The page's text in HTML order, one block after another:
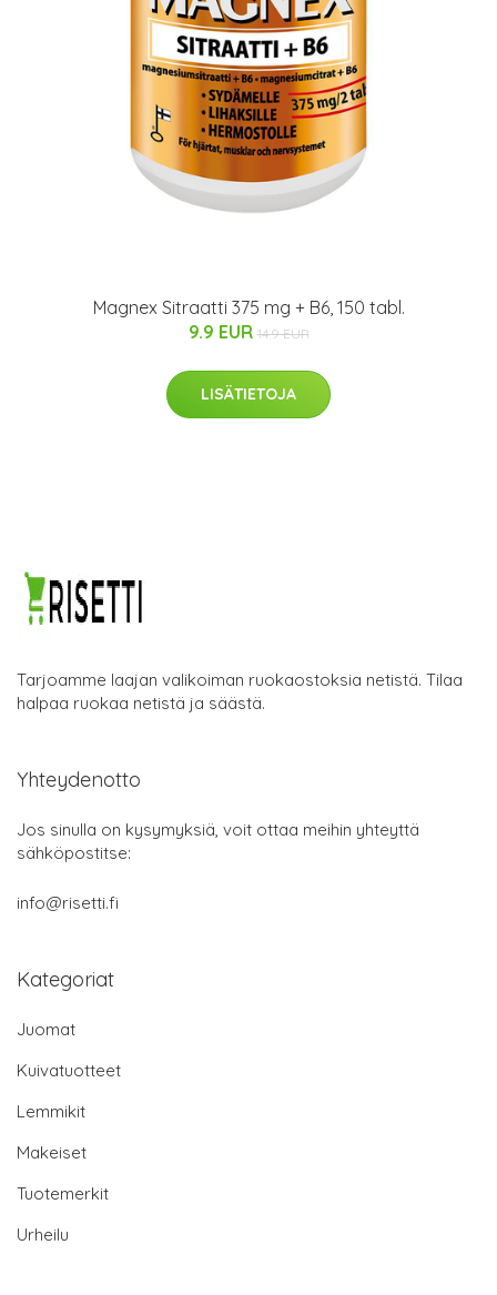
Magnex Sitraatti 375 mg + B6, 150 tabl.
9.9 EUR 14.9 EUR
LISÄTIETOJA
Tarjoamme laajan valikoiman ruokaostoksia netistä. Tilaa
halpaa ruokaa netistä ja säästä.
Yhteydenotto
Jos sinulla on kysymyksiä, voit ottaa meihin yhteyttä
sähköpostitse:
info@risetti.fi
Kategoriat
Juomat
Kuivatuotteet
Lemmikit
Makeiset
Tuotemerkit
Urheilu